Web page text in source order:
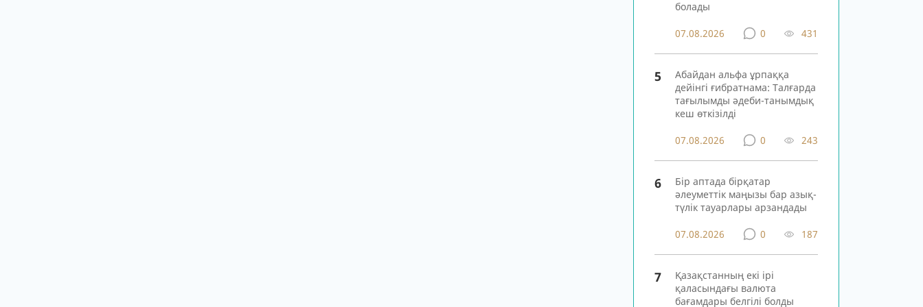
болады
07.08.2026 0 431
5
Абайдан альфа ұрпаққа
дейінгі ғибратнама: Талғарда
тағылымды әдеби-танымдық
кеш өткізілді
07.08.2026 0 243
6
Бір аптада бірқатар
әлеуметтік маңызы бар азық-
түлік тауарлары арзандады
07.08.2026 0 187
7
Қазақстанның екі ірі
қаласындағы валюта
бағамдары белгілі болды